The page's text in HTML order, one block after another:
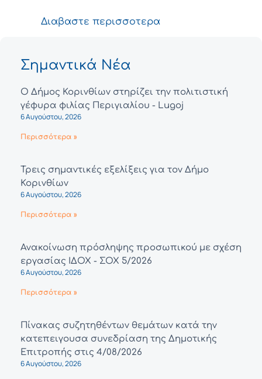
Διαβαστε περισσοτερα
Σημαντικά Νέα
Ο Δήμος Κορινθίων στηρίζει την πολιτιστική
γέφυρα φιλίας Περιγιαλίου - Lugoj
6 Αυγούστου, 2026
Περισσότερα »
Τρεις σημαντικές εξελίξεις για τον Δήμο
Κορινθίων
6 Αυγούστου, 2026
Περισσότερα »
Ανακοίνωση πρόσληψης προσωπικού με σχέση
εργασίας ΙΔΟΧ - ΣΟΧ 5/2026
6 Αυγούστου, 2026
Περισσότερα »
Πίνακας συζητηθέντων θεμάτων κατά την
κατεπειγουσα συνεδρίαση της Δημοτικής
Επιτροπής στις 4/08/2026
6 Αυγούστου, 2026